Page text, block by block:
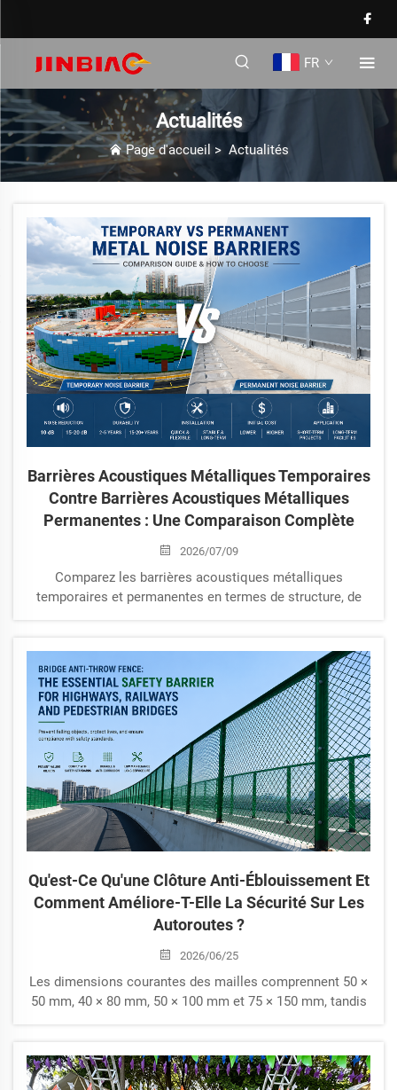
FR
Actualités
Page d'accueil > Actualités
Barrières Acoustiques Métalliques Temporaires
Contre Barrières Acoustiques Métalliques
Permanentes : Une Comparaison Complète
2026/07/09
Comparez les barrières acoustiques métalliques
temporaires et permanentes en termes de structure, de
choisir la barrière acoustique métallique adaptée aux
chantiers de construction, aux installations industrielles,
aux centrales électriques, aux autoroutes et aux projets
de maîtrise du bruit à long terme.
Qu'est-Ce Qu'une Clôture Anti-Éblouissement Et
Comment Améliore-T-Elle La Sécurité Sur Les
Autoroutes ?
2026/06/25
Les dimensions courantes des mailles comprennent 50 ×
50 mm, 40 × 80 mm, 50 × 100 mm et 75 × 150 mm, tandis
personnalisées peuvent également être produites afin de
répondre aux exigences spécifiques de chaque projet.